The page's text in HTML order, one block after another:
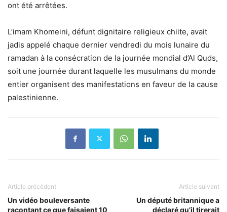
ont été arrêtées.
L’imam Khomeini, défunt dignitaire religieux chiite, avait
jadis appelé chaque dernier vendredi du mois lunaire du
ramadan à la consécration de la journée mondial d’Al Quds,
soit une journée durant laquelle les musulmans du monde
entier organisent des manifestations en faveur de la cause
palestinienne.
Article précédent
Un vidéo bouleversante
racontant ce que faisaient 10
Article suivant
Un député britannique a
déclaré qu’il tirerait